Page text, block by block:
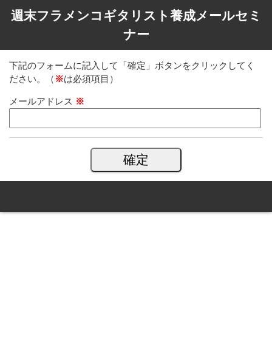
週末フラメンコギタリスト養成メールセミ
ナー
下記のフォームに記入して「確定」ボタンをクリックしてく
ださい。（ ※は必須項目）
メールアドレス ※